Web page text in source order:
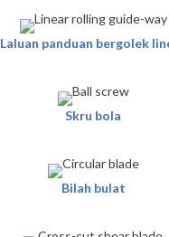
Laluan panduan bergolek
Skru bola
Bilah bulat